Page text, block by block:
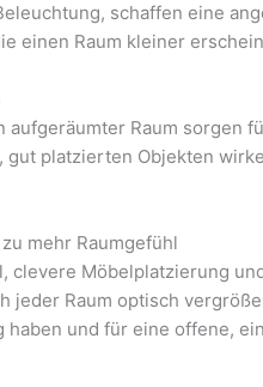
schaffen eine
einen Raum kleiner
aufgeräumter Raum sorgen
gut platzierten Objekten
mehr Raumgefühl
clevere Möbelplatzierung
jeder Raum optisch
und für eine offene,